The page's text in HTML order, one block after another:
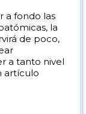
a fondo las
la
de poco,
a tanto nivel
artículo